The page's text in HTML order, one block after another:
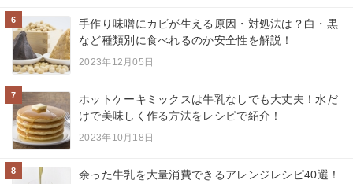
6
手作り味噌にカビが生える原因・対処法は？白・黒
など種類別に食べれるのか安全性を解説！
2023年12月05日
7
ホットケーキミックスは牛乳なしでも大丈夫！水だ
けで美味しく作る方法をレシピで紹介！
2023年10月18日
8
余った牛乳を大量消費できるアレンジレシピ40選！